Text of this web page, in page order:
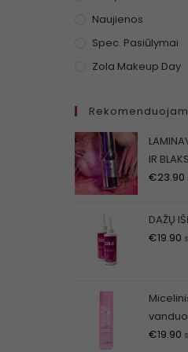
Naujienos
Spec. Pasiūlymai
Zola Makeup Day
IR
€23.90
DAŽŲ
€19.90
€19.90